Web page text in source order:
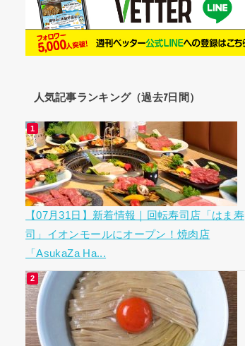
人気記事ランキング（過去7日間）
【07月31日】新着情報｜回転寿司店「はま寿
司」イオンモールにオープン！焼肉店
「AsukaZa Ha...